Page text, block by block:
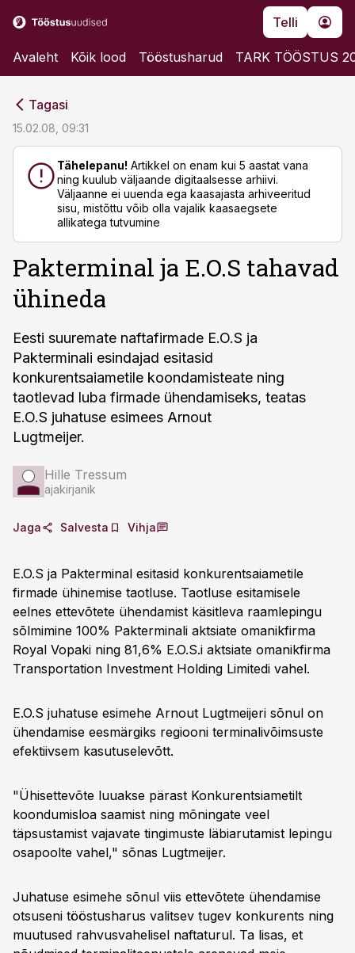
Telli
Avaleht Kõik lood Tööstusharud TARK TÖÖSTUS
Tagasi
15.02.08, 09:31
Tähelepanu! Artikkel on enam kui 5 aastat vana
ning kuulub väljaande digitaalsesse arhiivi.
Väljaanne ei uuenda ega kaasajasta arhiveeritud
sisu, mistõttu võib olla vajalik kaasaegsete
allikatega tutvumine
Pakterminal ja E.O.S tahavad
ühineda
Eesti suuremate naftafirmade E.O.S ja
Pakterminali esindajad esitasid
konkurentsaiametile koondamisteate ning
taotlevad luba firmade ühendamiseks, teatas
E.O.S juhatuse esimees Arnout
Lugtmeijer.
Hille Tressum
ajakirjanik
Jaga Salvesta Vihja
E.O.S ja Pakterminal esitasid konkurentsaiametile
firmade ühinemise taotluse. Taotluse esitamisele
eelnes ettevõtete ühendamist käsitleva raamlepingu
sõlmimine 100% Pakterminali aktsiate omanikfirma
Royal Vopaki ning 81,6% E.O.S.i aktsiate omanikfirma
Transportation Investment Holding Limitedi vahel.
E.O.S juhatuse esimehe Arnout Lugtmeijeri sõnul on
ühendamise eesmärgiks regiooni terminalivõimsuste
efektiivsem kasutuselevõtt.
"Ühisettevõte luuakse pärast Konkurentsiametilt
koondumisloa saamist ning mõningate veel
täpsustamist vajavate tingimuste läbiarutamist lepingu
osapoolte vahel," sõnas Lugtmeijer.
Juhatuse esimehe sõnul viis ettevõtete ühendamise
otsuseni tööstusharus valitsev tugev konkurents ning
muutused rahvusvahelisel naftaturul. Ta lisas, et